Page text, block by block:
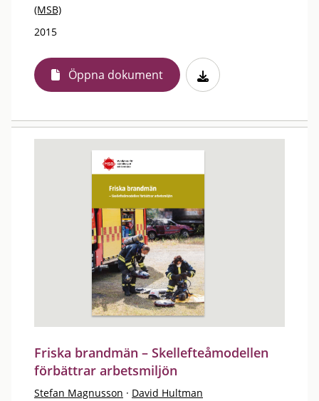
(MSB)
2015
Öppna dokument
Friska brandmän – Skellefteåmodellen
förbättrar arbetsmiljön
Stefan Magnusson · David Hultman